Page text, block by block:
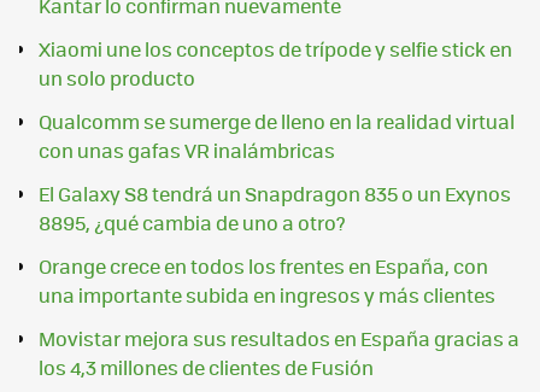
Xiaomi une los conceptos de trípode y selfie stick en
un solo producto
Qualcomm se sumerge de lleno en la realidad virtual
con unas gafas VR inalámbricas
El Galaxy S8 tendrá un Snapdragon 835 o un Exynos
8895, ¿qué cambia de uno a otro?
Orange crece en todos los frentes en España, con
una importante subida en ingresos y más clientes
Movistar mejora sus resultados en España gracias a
los 4,3 millones de clientes de Fusión